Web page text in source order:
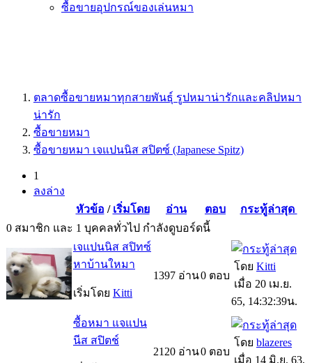
ซื้อขายอุปกรณ์ของเล่นหมา
ตลาดซื้อขายหมาทุกสายพันธุ์ รูปหมาน่ารักและคลิปหมา
น่ารัก
ซื้อขายหมา
ซื้อขายหมา เจแปนนิส สปิตซ์ (Japanese Spitz)
1
ลงล่าง
หัวข้อ / เริ่มโดย อ่าน ตอบ
กระทู้ล่าสุด
0 สมาชิก และ 1 บุคคลทั่วไป กำลังดูบอร์ดนี้
เจแปนนิส สปิทซ์
หาบ้านใหมา
เริ่มโดย Kitti
1397 อ่าน0 ตอบ
โดย Kitti
เมื่อ 20 เม.ย.
65, 14:32:39น.
ซื้อหมา แจแปน
นีส สปิตช์
2120 อ่าน0 ตอบ
โดย blazeres
เมื่อ 14 มิ.ย. 63,